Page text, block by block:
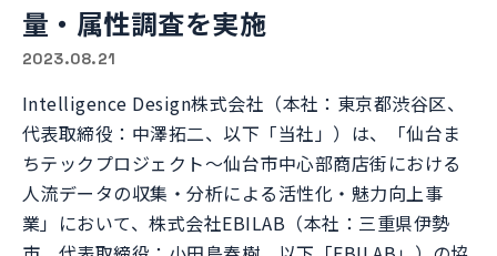
量・属性調査を実施
2023.08.21
Intelligence Design株式会社（本社：東京都渋谷区、
代表取締役：中澤拓二、以下「当社」）は、「仙台ま
ちテックプロジェクト～仙台市中心部商店街における
人流データの収集・分析による活性化・魅力向上事
業」において、株式会社EBILAB（本社：三重県伊勢